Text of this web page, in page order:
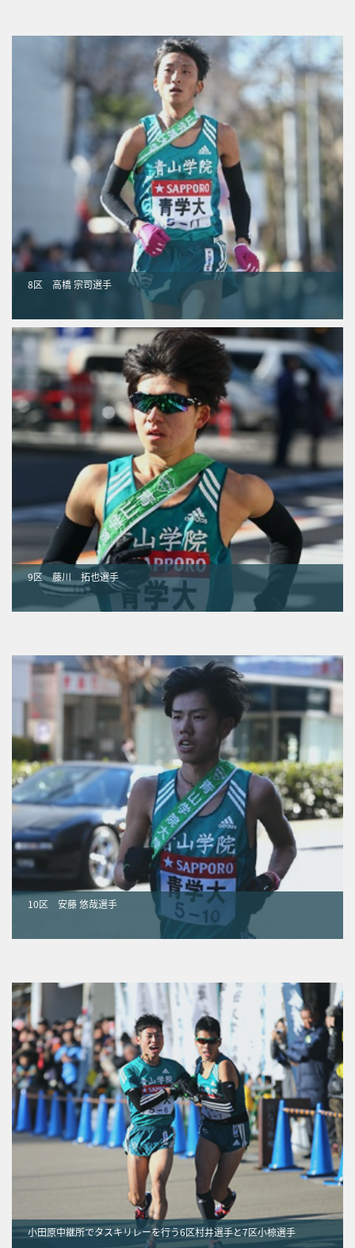
8区 高橋 宗司選手
9区 藤川 拓也選手
10区 安藤 悠哉選手
小田原中継所でタスキリレーを行う6区村井選手と7区小椋選手